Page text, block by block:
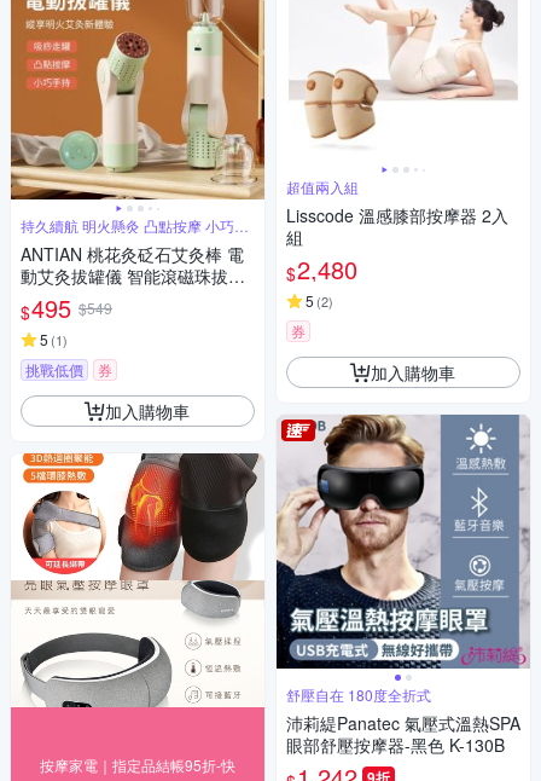
持久續航 明火懸灸 凸點按摩 小巧手
持
ANTIAN 桃花灸砭石艾灸棒 電
動艾灸拔罐儀 智能滾磁珠拔罐
按摩儀 吸罐艾灸器
$495 $549
5 (1)
挑戰低價 券
加入購物車
按摩家電｜指定品結帳95折-快
超值兩入組
Lisscode 溫感膝部按摩器 2入
組
$2,480
5 (2)
券
加入購物車
舒壓自在 180度全折式
沛莉緹Panatec 氣壓式溫熱SPA
眼部舒壓按摩器-黑色 K-130B